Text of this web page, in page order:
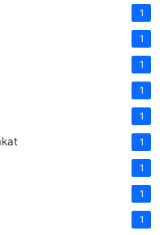
1
1
1
1
1
1
1
1
1